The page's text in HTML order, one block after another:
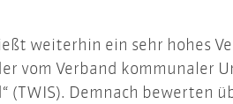
weiterhin ein sehr hohes
vom Verband kommunaler
Demnach bewerten